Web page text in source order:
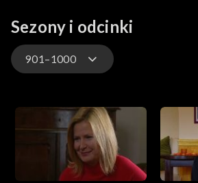
zdenerwowany Daniel. Właśnie chciał w
Sezony i odcinki
901–1000
4601–4700
4501–4600